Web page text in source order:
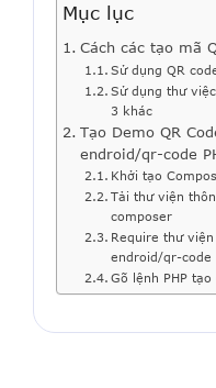
Mục lục
Cách các tạo mã
Sử dụng QR
Sử dụng thư
3 khác
Tạo Demo QR
endroid/qr-code
Khởi tạo
Tải thư viện
composer
Require thư viện
endroid/qr-code
Gõ lệnh PHP tạo